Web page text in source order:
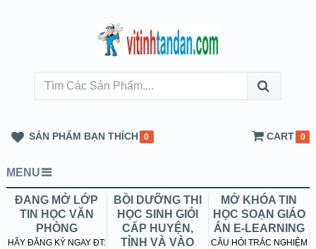
SẢN PHẨM BẠN THÍCH 0 CART 0
MENU
ĐANG MỞ LỚP
TIN HỌC VĂN
PHÒNG
HÃY ĐĂNG KÝ NGAY ĐT:
BỒI DƯỠNG THI
HỌC SINH GIỎI
CẤP HUYỆN,
TỈNH VÀ VÀO
MỞ KHÓA TIN
HỌC SOẠN GIÁO
ÁN E-LEARNING
CÂU HỎI TRẮC NGHIỆM